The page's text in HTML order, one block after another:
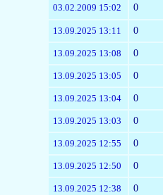
03.02.2009 15:02 0
13.09.2025 13:11 0
13.09.2025 13:08 0
13.09.2025 13:05 0
13.09.2025 13:04 0
13.09.2025 13:03 0
13.09.2025 12:55 0
13.09.2025 12:50 0
13.09.2025 12:38 0